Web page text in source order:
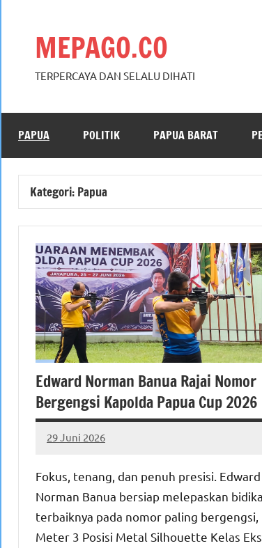
MEPAGO.CO
TERPERCAYA DAN SELALU DIHATI
PAPUA POLITIK PAPUA BARAT
Kategori: Papua
Edward Norman Banua Rajai Nomor
Bergengsi Kapolda Papua Cup 2026
29 Juni 2026
MEPAGO
No
Fokus, tenang, dan penuh presisi. Edward
Norman Banua bersiap melepaskan
terbaiknya pada nomor paling bergengsi,
Meter 3 Posisi Metal Silhouette Kelas